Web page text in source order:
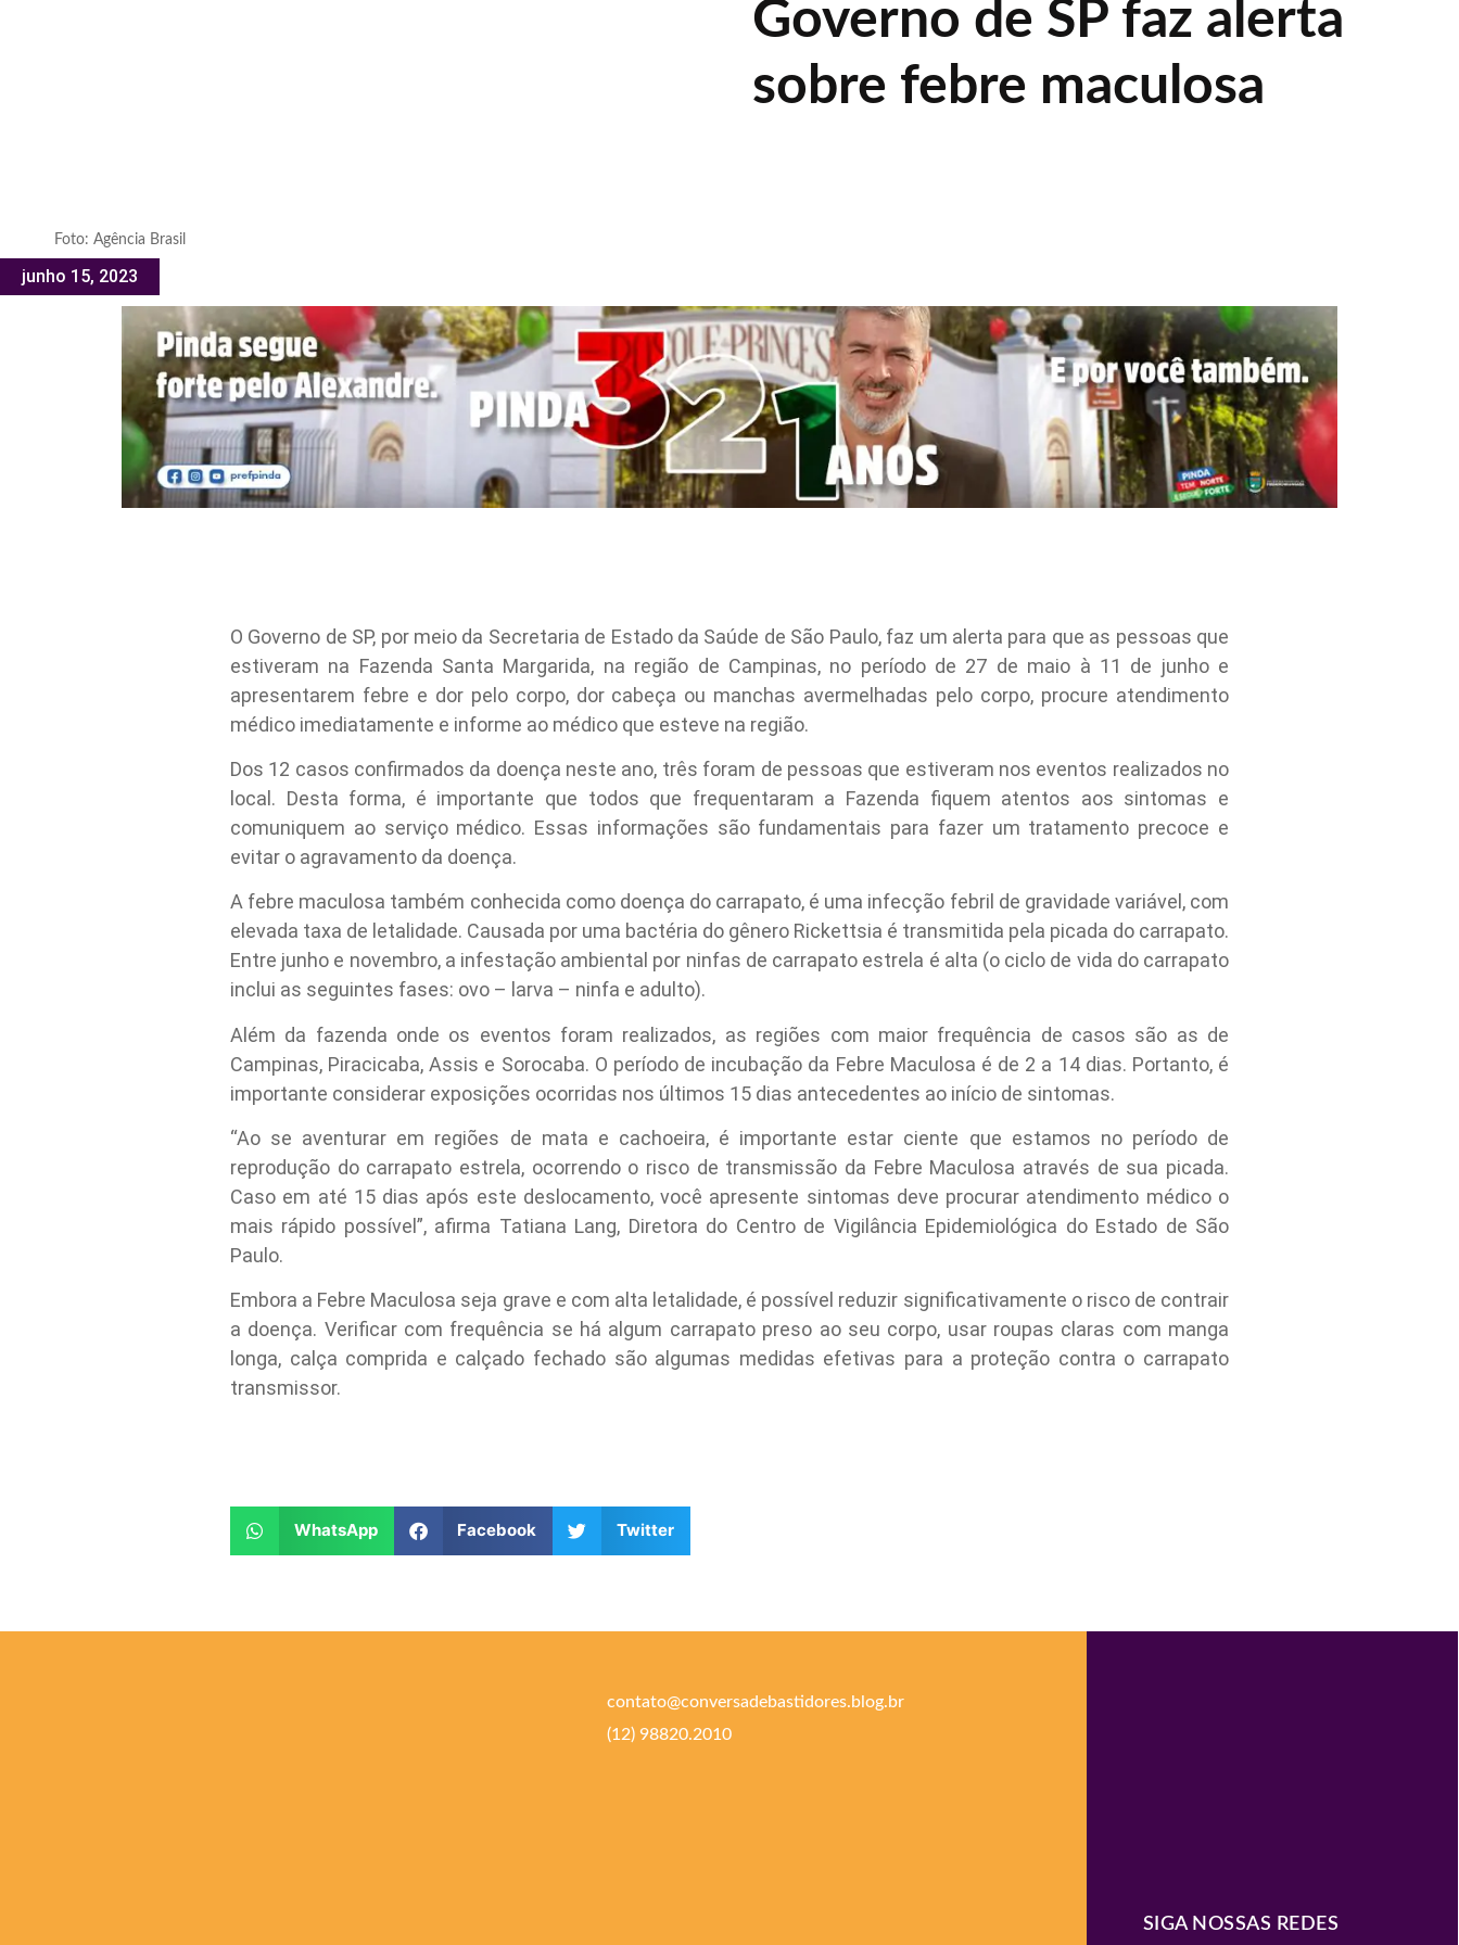
Foto: Agência Brasil
junho 15, 2023
Governo de SP faz alerta
sobre febre maculosa
O Governo de SP, por meio da Secretaria de Estado da Saúde de São Paulo, faz um alerta para que as pessoas que
estiveram na Fazenda Santa Margarida, na região de Campinas, no período de 27 de maio à 11 de junho e
apresentarem febre e dor pelo corpo, dor cabeça ou manchas avermelhadas pelo corpo, procure atendimento
médico imediatamente e informe ao médico que esteve na região.
Dos 12 casos confirmados da doença neste ano, três foram de pessoas que estiveram nos eventos realizados no
local. Desta forma, é importante que todos que frequentaram a Fazenda fiquem atentos aos sintomas e
comuniquem ao serviço médico. Essas informações são fundamentais para fazer um tratamento precoce e
evitar o agravamento da doença.
A febre maculosa também conhecida como doença do carrapato, é uma infecção febril de gravidade variável, com
elevada taxa de letalidade. Causada por uma bactéria do gênero Rickettsia é transmitida pela picada do carrapato.
Entre junho e novembro, a infestação ambiental por ninfas de carrapato estrela é alta (o ciclo de vida do carrapato
inclui as seguintes fases: ovo – larva – ninfa e adulto).
Além da fazenda onde os eventos foram realizados, as regiões com maior frequência de casos são as de
Campinas, Piracicaba, Assis e Sorocaba. O período de incubação da Febre Maculosa é de 2 a 14 dias. Portanto, é
importante considerar exposições ocorridas nos últimos 15 dias antecedentes ao início de sintomas.
“Ao se aventurar em regiões de mata e cachoeira, é importante estar ciente que estamos no período de
reprodução do carrapato estrela, ocorrendo o risco de transmissão da Febre Maculosa através de sua picada.
Caso em até 15 dias após este deslocamento, você apresente sintomas deve procurar atendimento médico o
mais rápido possível”, afirma Tatiana Lang, Diretora do Centro de Vigilância Epidemiológica do Estado de São
Paulo.
Embora a Febre Maculosa seja grave e com alta letalidade, é possível reduzir significativamente o risco de contrair
a doença. Verificar com frequência se há algum carrapato preso ao seu corpo, usar roupas claras com manga
longa, calça comprida e calçado fechado são algumas medidas efetivas para a proteção contra o carrapato
transmissor.
WhatsApp Facebook Twitter
contato@conversadebastidores.blog.br
(12) 98820.2010
SIGA NOSSAS REDES